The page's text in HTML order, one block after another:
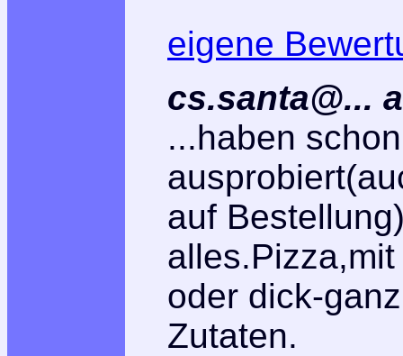
eigene
cs.santa@...
...haben
auf
oder dick-
Zutaten.